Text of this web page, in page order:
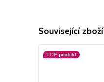
Související zboží
TOP produkt